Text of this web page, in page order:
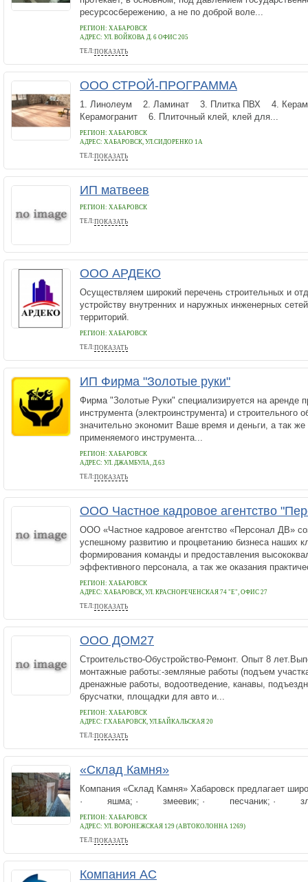
ресурсосбережению, а не по доброй воле...
РЕГИОН: ХАБАРОВСК
АДРЕС: УЛ. ВОЙКОВА Д. 6 ОФИС 205
ТЕЛ:ПОКАЗАТЬ
84212205509
ООО СТРОЙ-ПРОГРАММА
1. Линолеум 2. Ламинат 3. Плитка ПВХ 4.
Керамогранит 6. Плиточный клей, клей для...
РЕГИОН: ХАБАРОВСК
АДРЕС: ХАБАРОВСК, УЛ.СИДОРЕНКО 1А
ТЕЛ:ПОКАЗАТЬ
8 (963) 562 - 33- 73
ИП матвеев
РЕГИОН: ХАБАРОВСК
ТЕЛ:ПОКАЗАТЬ
89142081128
ООО АРДЕКО
Осуществляем широкий перечень строительных и
устройству внутренних и наружных инженерных
территорий.
РЕГИОН: ХАБАРОВСК
ТЕЛ:ПОКАЗАТЬ
89625011614
ИП Фирма "Золотые руки"
Фирма "Золотые Руки" специализируется на аренде
инструмента (электроинструмента) и строительного
значительно экономит Ваше время и деньги, а так
применяемого инструмента...
РЕГИОН: ХАБАРОВСК
АДРЕС: УЛ. ДЖАМБУЛА, Д.63
ТЕЛ:ПОКАЗАТЬ
+79145441718
ООО Частное кадровое агентство
ООО «Частное кадровое агентство «Персонал ДВ»
успешному развитию и процветанию бизнеса наших
формирования команды и предоставления
эффективного персонала, а так же оказания
РЕГИОН: ХАБАРОВСК
АДРЕС: ХАБАРОВСК, УЛ. КРАСНОРЕЧЕНСКАЯ 74 "Е", ОФИС 27
ТЕЛ:ПОКАЗАТЬ
+7(909)822-00-10
ООО ДОМ27
Строительство-Обустройство-Ремонт. Опыт 8
монтажные работы:-земляные работы (подъем
дренажные работы, водоотведение, канавы,
брусчатки, площадки для авто и...
РЕГИОН: ХАБАРОВСК
АДРЕС: Г.ХАБАРОВСК, УЛ.БАЙКАЛЬСКАЯ 20
ТЕЛ:ПОКАЗАТЬ
89244031559
«Склад Камня»
Компания «Склад Камня» Хабаровск предлагает
· яшма; · змеевик; · песчаник; ·
РЕГИОН: ХАБАРОВСК
АДРЕС: УЛ. ВОРОНЕЖСКАЯ 129 (АВТОКОЛОННА 1269)
ТЕЛ:ПОКАЗАТЬ
+7 914 189 57 24
Компания АС